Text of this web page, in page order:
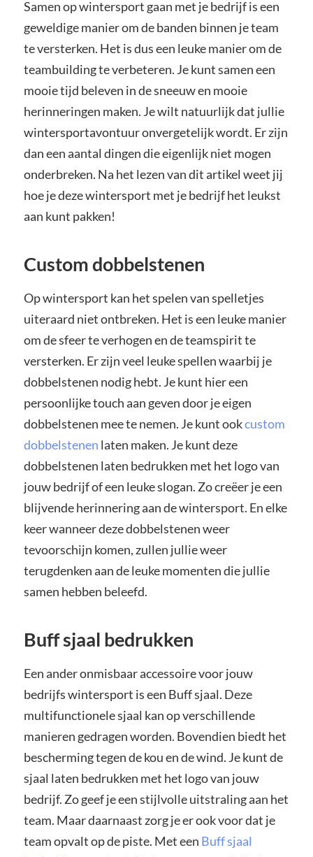
Samen op wintersport gaan met je bedrijf is een
geweldige manier om de banden binnen je team
te versterken. Het is dus een leuke manier om de
teambuilding te verbeteren. Je kunt samen een
mooie tijd beleven in de sneeuw en mooie
herinneringen maken. Je wilt natuurlijk dat jullie
wintersportavontuur onvergetelijk wordt. Er zijn
dan een aantal dingen die eigenlijk niet mogen
onderbreken. Na het lezen van dit artikel weet jij
hoe je deze wintersport met je bedrijf het leukst
aan kunt pakken!
Custom dobbelstenen
Op wintersport kan het spelen van spelletjes
uiteraard niet ontbreken. Het is een leuke manier
om de sfeer te verhogen en de teamspirit te
versterken. Er zijn veel leuke spellen waarbij je
dobbelstenen nodig hebt. Je kunt hier een
persoonlijke touch aan geven door je eigen
dobbelstenen mee te nemen. Je kunt ookcustom
dobbelstenen laten maken. Je kunt deze
dobbelstenen laten bedrukken met het logo van
jouw bedrijf of een leuke slogan. Zo creëer je een
blijvende herinnering aan de wintersport. En elke
keer wanneer deze dobbelstenen weer
tevoorschijn komen, zullen jullie weer
terugdenken aan de leuke momenten die jullie
samen hebben beleefd.
Buff sjaal bedrukken
Een ander onmisbaar accessoire voor jouw
bedrijfs wintersport is een Buff sjaal. Deze
multifunctionele sjaal kan op verschillende
manieren gedragen worden. Bovendien biedt het
bescherming tegen de kou en de wind. Je kunt de
sjaal laten bedrukken met het logo van jouw
bedrijf. Zo geef je een stijlvolle uitstraling aan het
team. Maar daarnaast zorg je er ook voor dat je
team opvalt op de piste. Met een Buff sjaal